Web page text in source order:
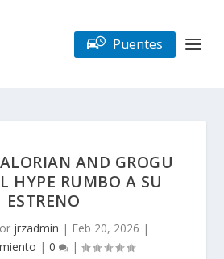
Puentes
AND GROGU
HYPE RUMBO A SU
ESTRENO
jrzadmin | Feb 20, 2026 |
| 0 |